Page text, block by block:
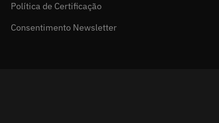
Política de Certificação
Consentimento Newsletter